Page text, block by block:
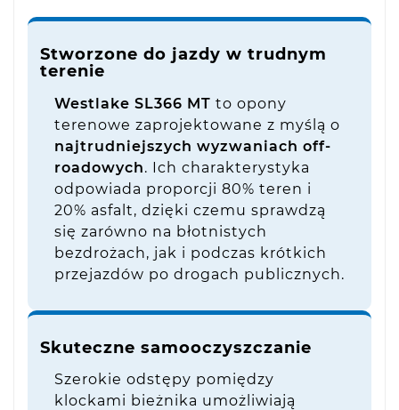
Stworzone do jazdy w trudnym
terenie
Westlake SL366 MT to opony
terenowe zaprojektowane z myślą o
najtrudniejszych wyzwaniach off-
roadowych. Ich charakterystyka
odpowiada proporcji 80% teren i
20% asfalt, dzięki czemu sprawdzą
się zarówno na błotnistych
bezdrożach, jak i podczas krótkich
przejazdów po drogach publicznych.
Skuteczne samooczyszczanie
Szerokie odstępy pomiędzy
klockami bieżnika umożliwiają